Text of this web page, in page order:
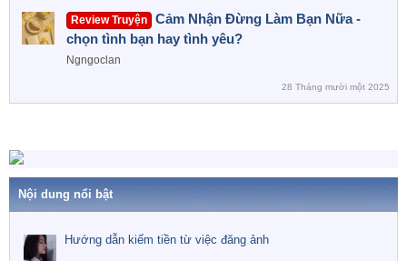
Review Truyện
Cảm Nhận Đừng Làm Bạn Nữa -
chọn tình bạn hay tình yêu?
Ngngoclan
28 Tháng mười một 2025
Nội dung nổi bật
Hướng dẫn kiếm tiền từ việc đăng ảnh